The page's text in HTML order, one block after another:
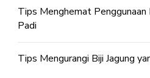
Tips Menghemat
Padi
Tips Mengurangi Biji Jagung